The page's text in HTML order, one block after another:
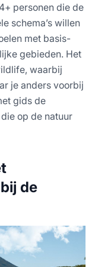
personen die de
schema’s willen
met basis-
gebieden. Het
waarbij
je anders voorbij
gids de
op de natuur
de